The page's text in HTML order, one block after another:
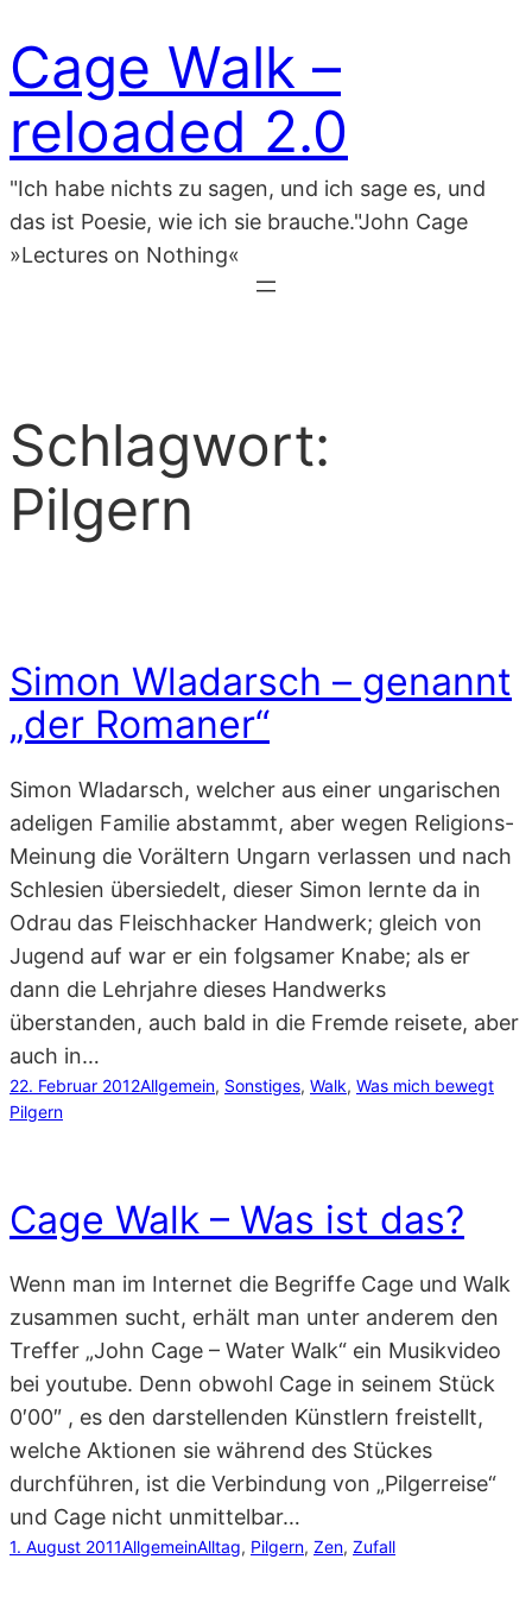
Inhalt
springen
Cage Walk –
reloaded 2.0
"Ich habe nichts zu sagen, und ich sage es, und
das ist Poesie, wie ich sie brauche."John Cage
»Lectures on Nothing«
Schlagwort:
Pilgern
Simon Wladarsch – genannt
„der Romaner“
Simon Wladarsch, welcher aus einer ungarischen
adeligen Familie abstammt, aber wegen Religions-
Meinung die Vorältern Ungarn verlassen und nach
Schlesien übersiedelt, dieser Simon lernte da in
Odrau das Fleischhacker Handwerk; gleich von
Jugend auf war er ein folgsamer Knabe; als er
dann die Lehrjahre dieses Handwerks
überstanden, auch bald in die Fremde reisete, aber
auch in…
22. Februar 2012Allgemein, Sonstiges, Walk, Was mich bewegt
Pilgern
Cage Walk – Was ist das?
Wenn man im Internet die Begriffe Cage und Walk
zusammen sucht, erhält man unter anderem den
Treffer „John Cage – Water Walk“ ein Musikvideo
bei youtube. Denn obwohl Cage in seinem Stück
0′00″ , es den darstellenden Künstlern freistellt,
welche Aktionen sie während des Stückes
durchführen, ist die Verbindung von „Pilgerreise“
und Cage nicht unmittelbar…
1. August 2011AllgemeinAlltag, Pilgern, Zen, Zufall